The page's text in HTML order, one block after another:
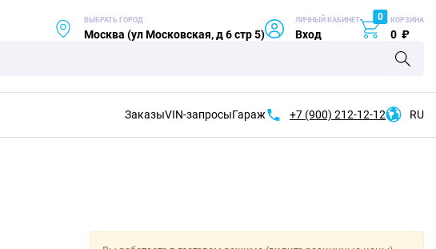
ВЫБРАТЬ ГОРОД
Москва (ул Московская, д 6 стр 5)
ЛИЧНЫЙ КАБИНЕТ
Вход
0 КОРЗИНА
0 ₽
ЗаказыVIN-запросыГараж +7 (900) 212-12-12 RU